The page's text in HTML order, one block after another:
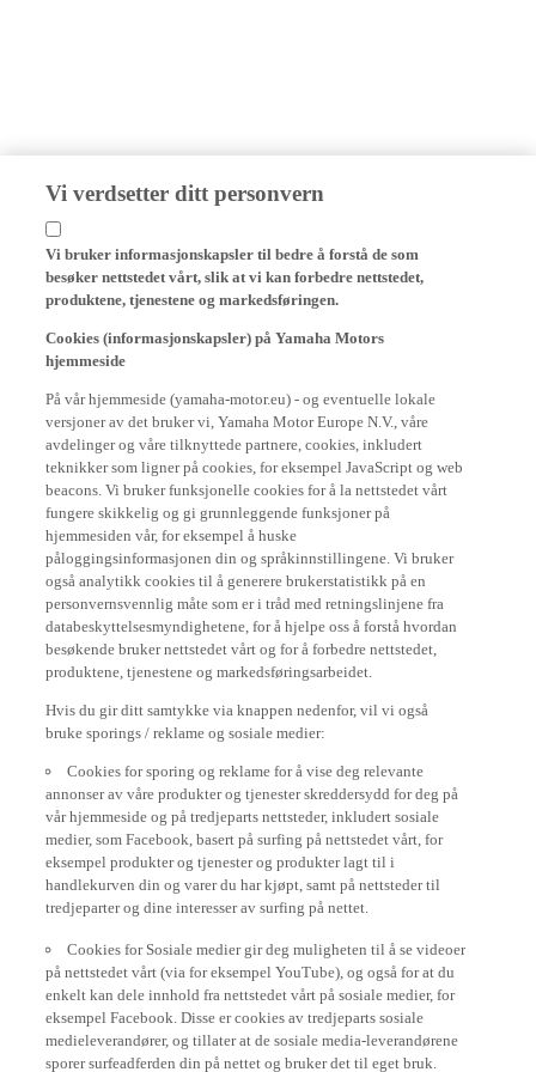
Vi verdsetter ditt personvern
besøker nettstedet vårt, slik at vi kan forbedre nettstedet,
produktene, tjenestene og markedsføringen.
hjemmeside
versjoner av det bruker vi, Yamaha Motor Europe N.V., våre
avdelinger og våre tilknyttede partnere, cookies, inkludert
teknikker som ligner på cookies, for eksempel JavaScript og web
beacons. Vi bruker funksjonelle cookies for å la nettstedet vårt
fungere skikkelig og gi grunnleggende funksjoner på
hjemmesiden vår, for eksempel å huske
påloggingsinformasjonen din og språkinnstillingene. Vi bruker
også analytikk cookies til å generere brukerstatistikk på en
personvernsvennlig måte som er i tråd med retningslinjene fra
databeskyttelsesmyndighetene, for å hjelpe oss å forstå hvordan
besøkende bruker nettstedet vårt og for å forbedre nettstedet,
produktene, tjenestene og markedsføringsarbeidet.
bruke sporings / reklame og sosiale medier:
annonser av våre produkter og tjenester skreddersydd for deg på
vår hjemmeside og på tredjeparts nettsteder, inkludert sosiale
medier, som Facebook, basert på surfing på nettstedet vårt, for
eksempel produkter og tjenester og produkter lagt til i
handlekurven din og varer du har kjøpt, samt på nettsteder til
tredjeparter og dine interesser av surfing på nettet.
på nettstedet vårt (via for eksempel YouTube), og også for at du
enkelt kan dele innhold fra nettstedet vårt på sosiale medier, for
eksempel Facebook. Disse er cookies av tredjeparts sosiale
medieleverandører, og tillater at de sosiale media-leverandørene
sporer surfeadferden din på nettet og bruker det til eget bruk.